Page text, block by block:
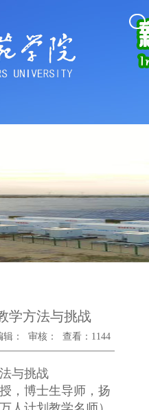
学方法与挑战
辑： 审核： 查看： 1144
与挑战
，博士生导师，扬